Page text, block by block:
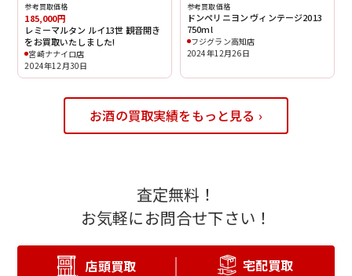
参考買取価格
185,000円
レミーマルタン ルイ13世 観音開き
をお買取いたしました!
宮崎ナナイロ店
2024年12月30日
参考買取価格
ドンペリニヨン ヴィンテージ2013
750ml
フジグラン高知店
2024年12月26日
お酒の買取実績をもっと見る ›
査定無料！
お気軽にお問合せ下さい！
店頭買取 宅配買取